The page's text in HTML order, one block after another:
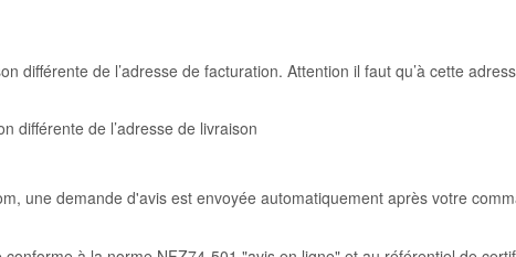
différente de l’adresse de facturation. Attention il faut qu’à cette
différente de l’adresse de livraison
une demande d'avis est envoyée automatiquement après votre